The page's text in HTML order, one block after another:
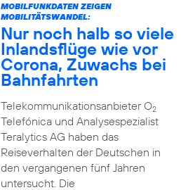
MOBILFUNKDATEN ZEIGEN
MOBILITÄTSWANDEL:
Nur noch halb so viele
Inlandsflüge wie vor
Corona, Zuwachs bei
Bahnfahrten
Telekommunikationsanbieter O2
Telefónica und Analysespezialist
Teralytics AG haben das
Reiseverhalten der Deutschen in
den vergangenen fünf Jahren
untersucht. Die